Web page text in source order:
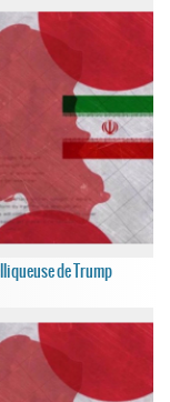
de Trump